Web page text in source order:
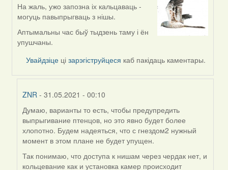
In
reply
to
by
На жаль, ужо запозна іх кальцаваць -
могуць павыпрыгваць з нішы.
Аптымальны час быў тыдзень таму і ён
упушчаны.
Увайдзіце цізарэгіструйцеся каб пакідаць каментары.
ZNR - 31.05.2021 - 00:10
In
reply
to
by
Harrier
Думаю, варианты то есть, чтобы предупредить
выпрыгивание птенцов, но это явно будет более
хлопотно. Будем надеяться, что с гнездом2 нужный
момент в этом плане не будет упущен.
Так понимаю, что доступа к нишам через чердак нет, и
кольцевание как и установка камер происходит